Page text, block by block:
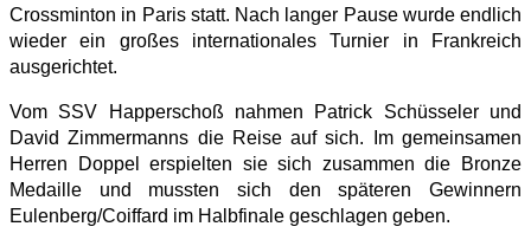
Crossminton in Paris statt. Nach langer Pause wurde endlich
wieder ein großes internationales Turnier in Frankreich
ausgerichtet.
Vom SSV Happerschoß nahmen Patrick Schüsseler und
David Zimmermanns die Reise auf sich. Im gemeinsamen
Herren Doppel erspielten sie sich zusammen die Bronze
Medaille und mussten sich den späteren Gewinnern
Eulenberg/Coiffard im Halbfinale geschlagen geben.